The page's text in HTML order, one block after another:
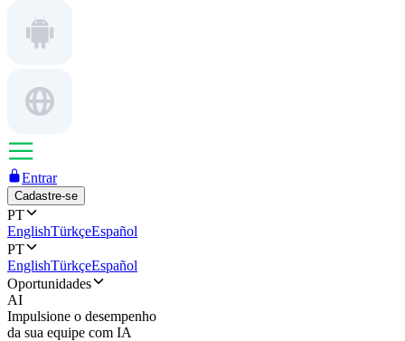
Entrar
Cadastre-se
PT
EnglishTürkçeEspañol
PT
EnglishTürkçeEspañol
Oportunidades
AI
Impulsione o desempenho
da sua equipe com IA